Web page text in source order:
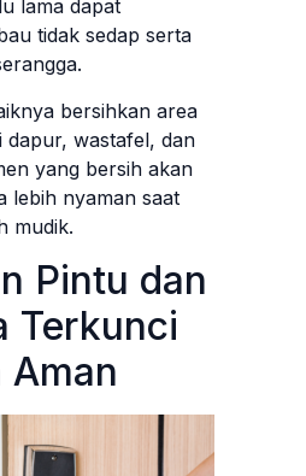
lama dapat
tidak sedap serta
bersihkan area
dapur, wastafel, dan
yang bersih akan
lebih nyaman saat
mudik.
Pintu dan
Terkunci
Aman